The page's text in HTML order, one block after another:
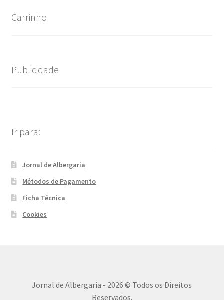
Carrinho
Publicidade
Ir para:
Jornal de Albergaria
Métodos de Pagamento
Ficha Técnica
Cookies
Jornal de Albergaria - 2026 © Todos os Direitos
Reservados.